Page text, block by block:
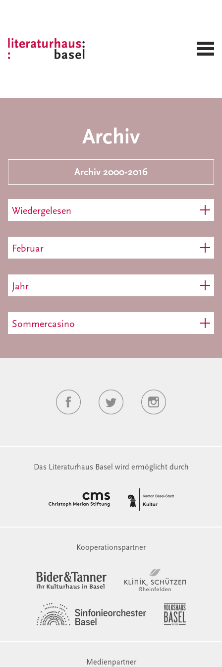
Archiv
Archiv 2000-2016
Wiedergelesen
Februar
Jahr
Sommercasino
Das Literaturhaus Basel wird ermöglicht durch
Kooperationspartner
Medienpartner